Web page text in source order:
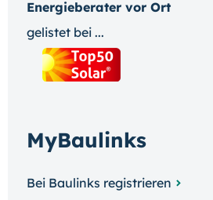
Energieberater vor Ort
gelistet bei ...
MyBaulinks
Bei Baulinks registrieren